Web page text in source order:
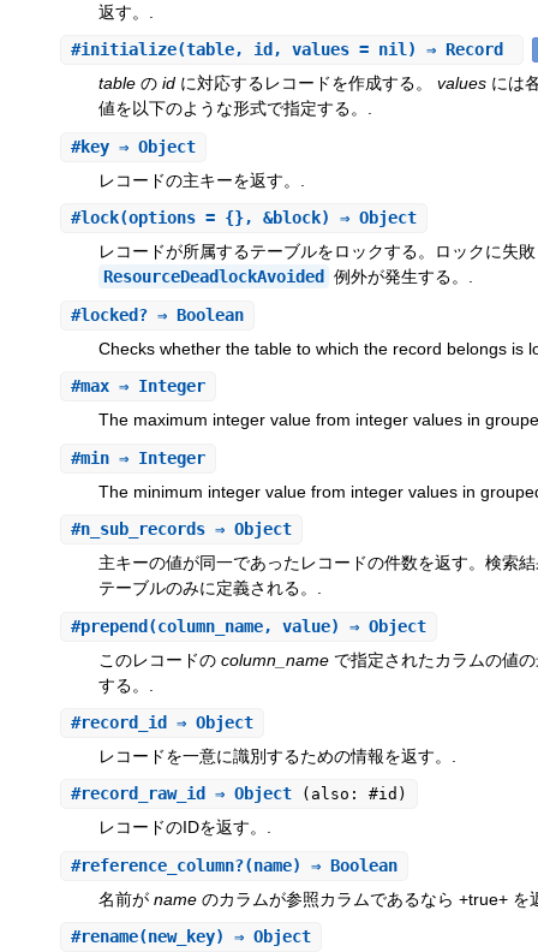
返す。.
#initialize(table, id, values = nil) ⇒ Record
table の id に対応するレコードを作成する。 values には
値を以下のような形式で指定する。.
#key ⇒ Object
レコードの主キーを返す。.
#lock(options = {}, &block) ⇒ Object
レコードが所属するテーブルをロックする。ロックに失
ResourceDeadlockAvoided
例外が発生する。.
#locked? ⇒ Boolean
Checks whether the table to which the record belongs is
#max ⇒ Integer
The maximum integer value from integer values in
#min ⇒ Integer
The minimum integer value from integer values in
#n_sub_records ⇒ Object
主キーの値が同一であったレコードの件数を返す。検索
テーブルのみに定義される。.
#prepend(column_name, value) ⇒ Object
このレコードの column_name で指定されたカラムの値
する。.
#record_id
⇒ Object
レコードを一意に識別するための情報を返す。.
#record_raw_id ⇒ Object (also: #id)
レコードのIDを返す。.
#reference_column?(name) ⇒ Boolean
名前が name のカラムが参照カラムであるなら +true+ を
#rename(new_key) ⇒ Object